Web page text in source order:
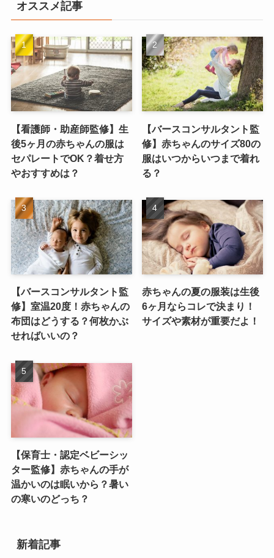
オススメ記事
【看護師・助産師監修】生
後5ヶ月の赤ちゃんの服は
セパレートでOK？着せ方
やおすすめは？
【バースコンサルタント監
修】赤ちゃんのサイズ80の
服はいつからいつまで着れ
る？
【バースコンサルタント監
修】室温20度！赤ちゃんの
布団はどうする？何枚かぶ
せればいいの？
赤ちゃんの夏の服装は生後
6ヶ月ならコレで決まり！
サイズや素材が重要だよ！
【保育士・認定ベビーシッ
ター監修】赤ちゃんの手が
温かいのは眠いから？暑い
の寒いのどっち？
新着記事